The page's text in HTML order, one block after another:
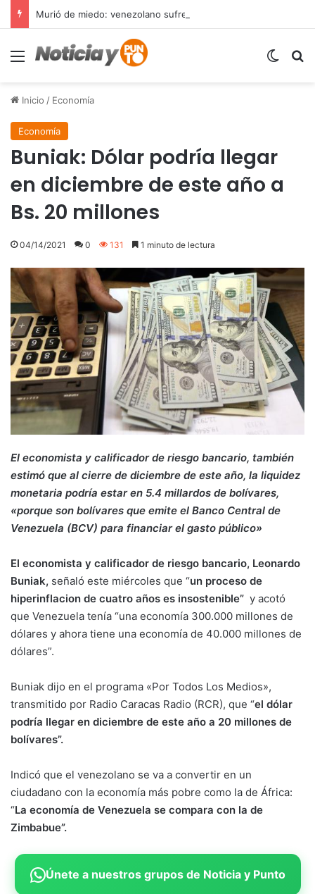
Menú
Inicio / Economía
Economía
Buniak: Dólar podría llegar
en diciembre de este año a
Bs. 20 millones
04/14/2021 0 131 1 minuto de lectura
El economista y calificador de riesgo bancario, también
estimó que al cierre de diciembre de este año, la liquidez
monetaria podría estar en 5.4 millardos de bolívares,
«porque son bolívares que emite el Banco Central de
Venezuela (BCV) para financiar el gasto público»
El economista y calificador de riesgo bancario, Leonardo
Buniak, señaló este miércoles que “un proceso de
hiperinflacion de cuatro años es insostenible” y acotó
que Venezuela tenía “una economía 300.000 millones de
dólares y ahora tiene una economía de 40.000 millones de
dólares”.
Buniak dijo en el programa «Por Todos Los Medios»,
transmitido por Radio Caracas Radio (RCR), que “el dólar
podría llegar en diciembre de este año a 20 millones de
bolívares”.
Indicó que el venezolano se va a convertir en un
ciudadano con la economía más pobre como la de África:
“La economía de Venezuela se compara con la de
Zimbabue”.
Únete a nuestros grupos de Noticia y Punto